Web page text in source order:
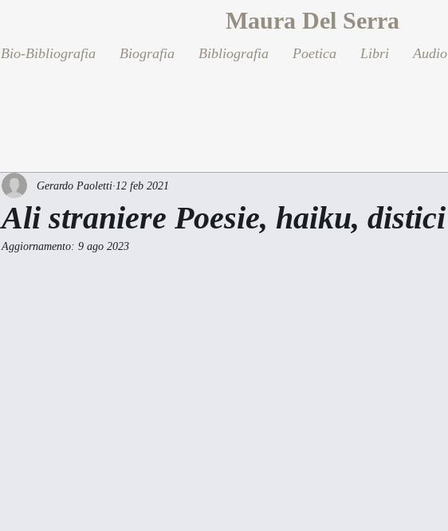
Maura Del Serra
Bio-Bibliografia Biografia Bibliografia Poetica Libri Audio
Ali straniere Poesie, haiku, distici
Gerardo Paoletti 12 feb 2021
Aggiornamento: 9 ago 2023